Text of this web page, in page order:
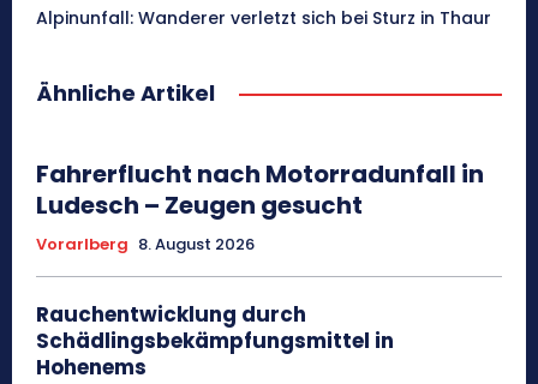
Alpinunfall: Wanderer verletzt sich bei Sturz in Thaur
Ähnliche Artikel
Fahrerflucht nach Motorradunfall in
Ludesch – Zeugen gesucht
Vorarlberg 8. August 2026
Rauchentwicklung durch
Schädlingsbekämpfungsmittel in
Hohenems